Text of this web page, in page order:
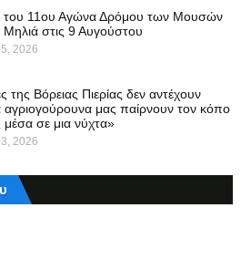
11ου Αγώνα Δρόμου των Μουσών
στις 9 Αυγούστου
2026
της Βόρειας Πιερίας δεν αντέχουν
αγριογούρουνα μας παίρνουν τον κόπο
μέσα σε μια νύχτα»
2026